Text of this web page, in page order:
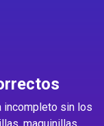
incompleto sin los
maquinillas,